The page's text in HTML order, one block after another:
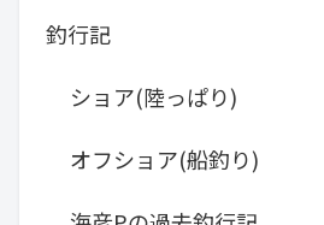
釣行記
ショア(陸っぱり)
オフショア(船釣り)